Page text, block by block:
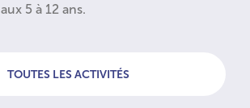
5 à 12 ans.
TOUTES LES ACTIVITÉS